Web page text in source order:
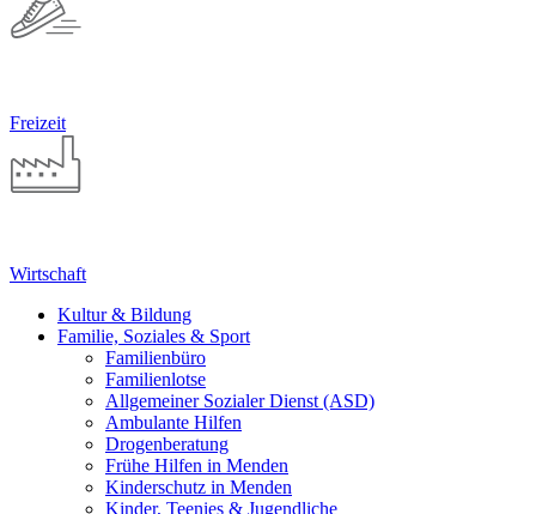
Freizeit
Wirtschaft
Kultur & Bildung
Familie, Soziales & Sport
Familienbüro
Familienlotse
Allgemeiner Sozialer Dienst (ASD)
Ambulante Hilfen
Drogenberatung
Frühe Hilfen in Menden
Kinderschutz in Menden
Kinder, Teenies & Jugendliche